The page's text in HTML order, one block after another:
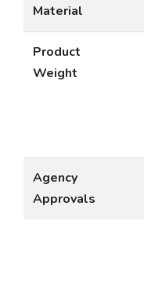
Material
Product
Weight
Agency
Approvals